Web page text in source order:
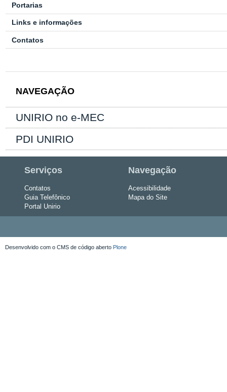
Portarias
Links e informações
Contatos
NAVEGAÇÃO
UNIRIO no e-MEC
PDI UNIRIO
Serviços
Contatos
Guia Telefônico
Portal Unirio
Navegação
Acessibilidade
Mapa do Site
Desenvolvido com o CMS de código aberto Plone